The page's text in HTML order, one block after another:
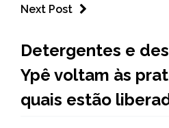
Next Post
NOTÍCIAS
Detergentes e
Ypê voltam às
quais estão